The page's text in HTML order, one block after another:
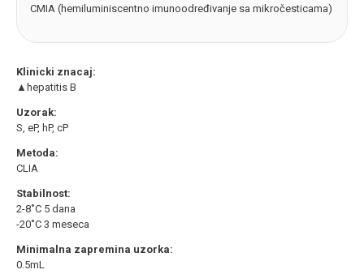
CMIA (hemiluminiscentno imunoodređivanje sa mikročesticama)
Klinicki znacaj:
▲hepatitis B
Uzorak:
S, eP, hP, cP
Metoda:
CLIA
Stabilnost:
2-8˚C 5 dana
-20˚C 3 meseca
Minimalna zapremina uzorka:
0.5mL